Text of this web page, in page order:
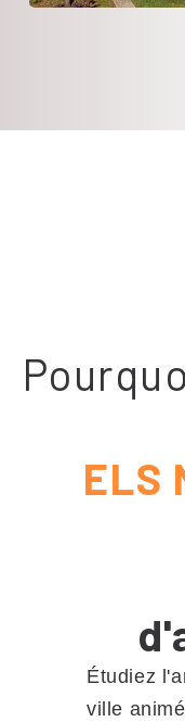
ELS
Étudiez
ville